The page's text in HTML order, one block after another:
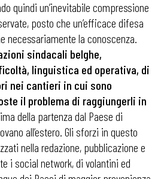
quindi un’inevitabile compressione
posto che un’efficace difesa
necessariamente la conoscenza.
sindacali belghe,
linguistica ed operativa, di
nei cantieri in cui sono
il problema di raggiungerli in
della partenza dal Paese di
all’estero. Gli sforzi in questo
nella redazione, pubblicazione e
i social network, di volantini ed